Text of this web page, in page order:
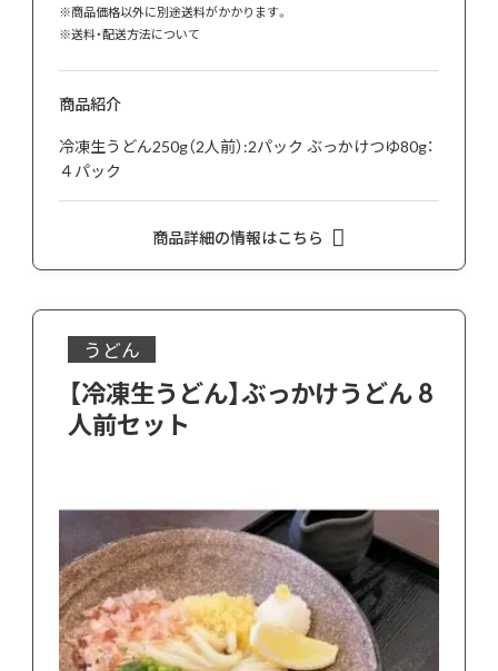
※商品価格以外に別途送料がかかります。
※送料・配送方法について
商品紹介
冷凍生うどん250g（2人前）:2パック ぶっかけつゆ80g：
４パック
商品詳細の情報はこちら
うどん
【冷凍生うどん】ぶっかけうどん 8
人前セット